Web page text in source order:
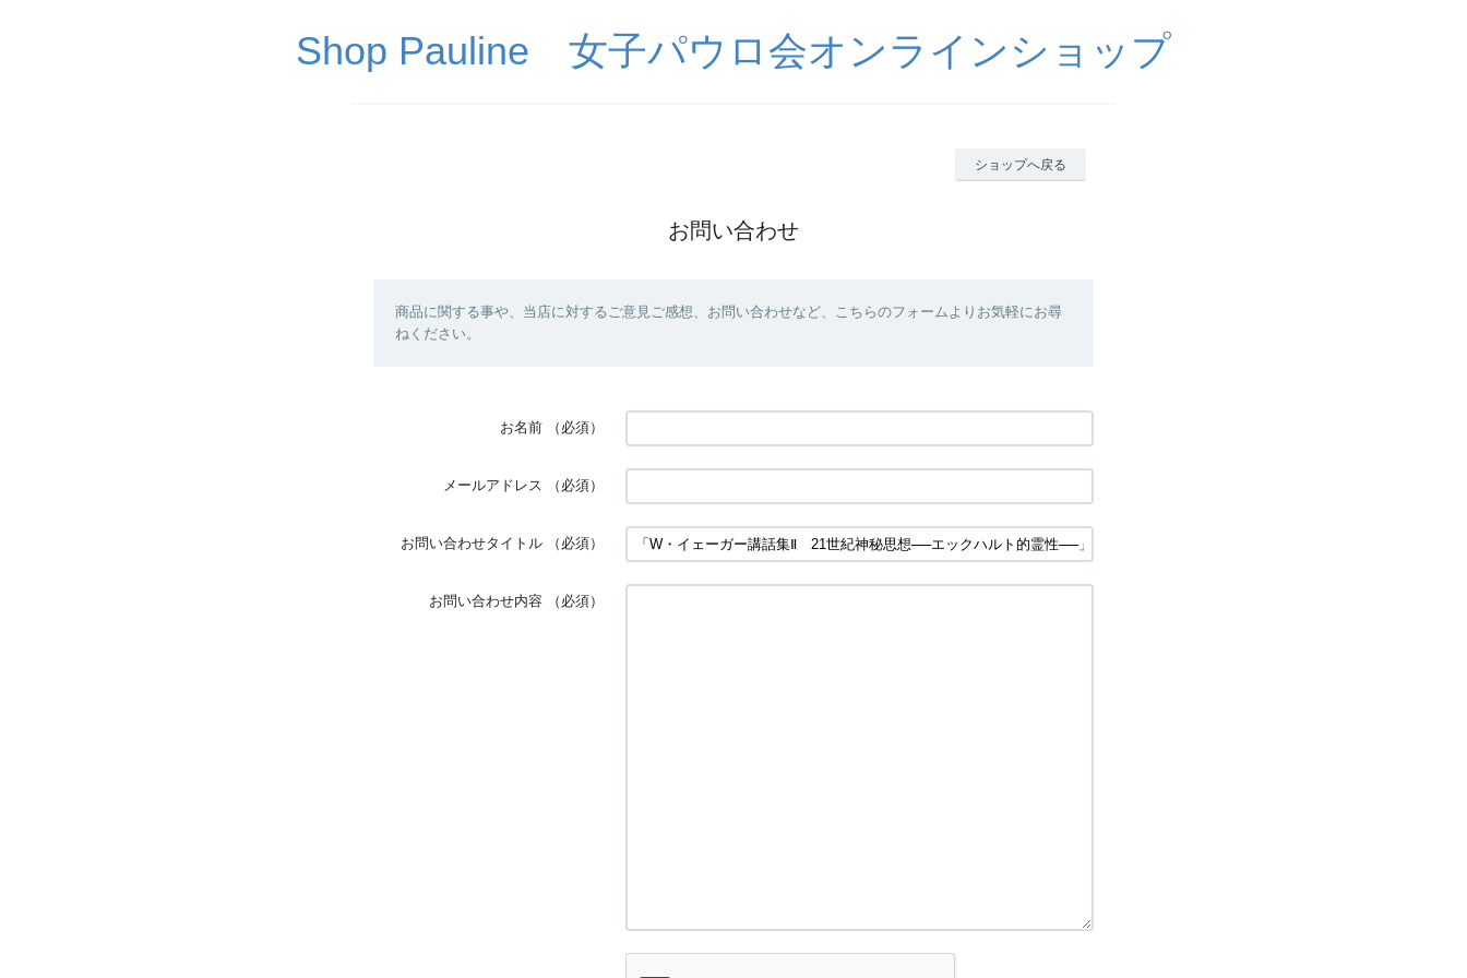
Shop Pauline 女子パウロ会オンラインショップ
ショップへ戻る
お問い合わせ
商品に関する事や、当店に対するご意見ご感想、お問い合わせなど、こちらのフォームよりお気軽にお尋
ねください。
お名前 （必須）
メールアドレス （必須）
お問い合わせタイトル （必須）
お問い合わせ内容 （必須）